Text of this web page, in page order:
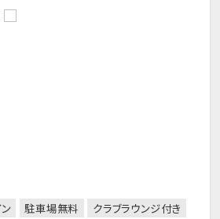
駐車場無料 クラブラウンジ付き